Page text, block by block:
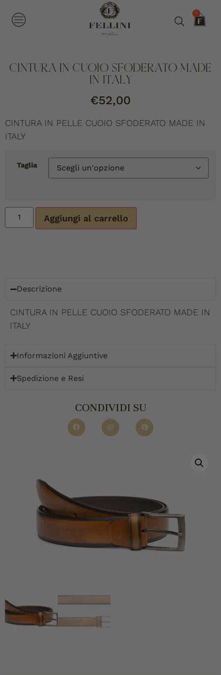
0
CINTURA IN CUOIO SFODERATO MADE
IN ITALY
€52,00
CINTURA IN PELLE CUOIO SFODERATO MADE IN
ITALY
Taglia
Aggiungi al carrello
Descrizione
CINTURA IN PELLE CUOIO SFODERATO MADE IN
ITALY
Informazioni Aggiuntive
Spedizione e Resi
CONDIVIDI SU